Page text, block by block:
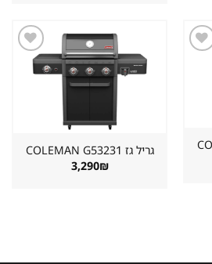
שמור
מוצר
גריל גז ⁦COLEMAN G53231⁩
3,290₪